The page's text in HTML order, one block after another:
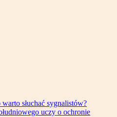
słuchać sygnalistów?
uczy o ochronie